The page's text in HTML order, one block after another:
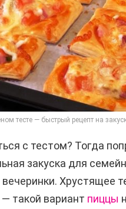
тесте — быстрый рецепт на
с тестом? Тогда
закуска для
Хрустящее
такой вариант пиццы